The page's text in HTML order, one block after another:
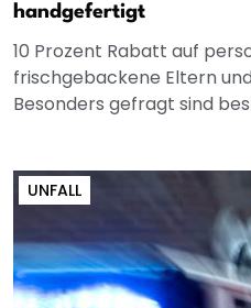
handgefertigt
10 Prozent Rabatt auf
frischgebackene Eltern
Besonders gefragt sind
UNFALL